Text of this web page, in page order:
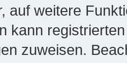
auf weitere
kann
zuweisen.